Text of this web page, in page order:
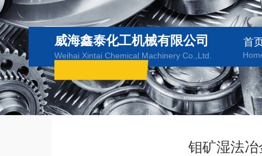
威海鑫泰化工机械有限公司
Weihai Xintai Chemical Machinery Co.,Ltd.
首
钼矿湿法